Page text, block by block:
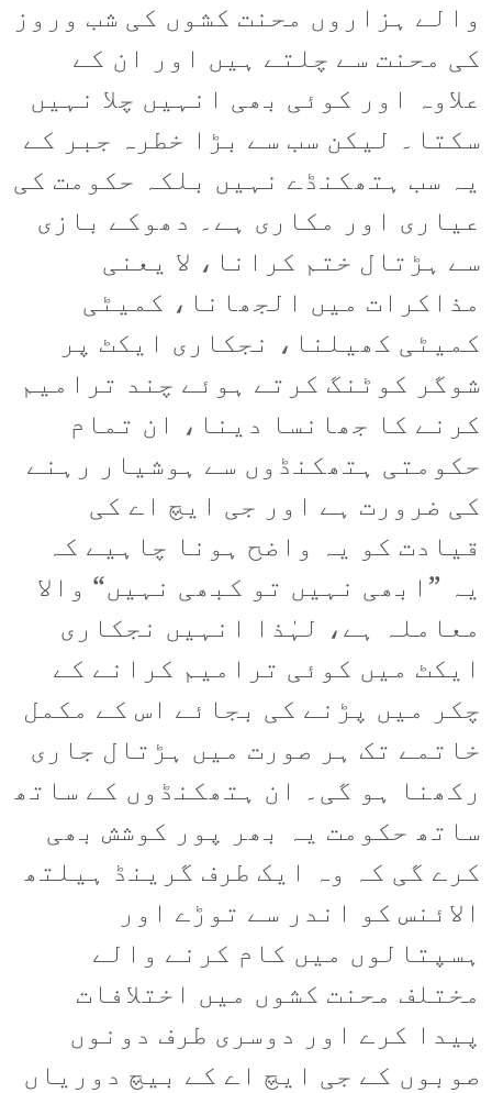
والے ہزاروں محنت کشوں کی شب وروز
کی محنت سے چلتے ہیں اور ان کے
علاوہ اور کوئی بھی انہیں چلا نہیں
سکتا۔ لیکن سب سے بڑا خطرہ جبر کے
یہ سب ہتھکنڈے نہیں بلکہ حکومت کی
عیاری اور مکاری ہے۔ دھوکے بازی
سے ہڑتال ختم کرانا، لا یعنی
مذاکرات میں الجھانا، کمیٹی
کمیٹی کھیلنا، نجکاری ایکٹ پر
شوگر کوٹنگ کرتے ہوئے چند ترامیم
کرنے کا جھانسا دینا، ان تمام
حکومتی ہتھکنڈوں سے ہوشیار رہنے
کی ضرورت ہے اور جی ایچ اے کی
قیادت کو یہ واضح ہونا چاہیے کہ
یہ ”ابھی نہیں تو کبھی نہیں“ والا
معاملہ ہے، لہٰذا انہیں نجکاری
ایکٹ میں کوئی ترامیم کرانے کے
چکر میں پڑنے کی بجائے اس کے مکمل
خاتمے تک ہر صورت میں ہڑتال جاری
رکھنا ہو گی۔ ان ہتھکنڈوں کے ساتھ
ساتھ حکومت یہ بھر پور کوشش بھی
کرے گی کہ وہ ایک طرف گرینڈ ہیلتھ
الائنس کو اندر سے توڑے اور
ہسپتالوں میں کام کرنے والے
مختلف محنت کشوں میں اختلافات
پیدا کرے اور دوسری طرف دونوں
صوبوں کے جی ایچ اے کے بیچ دوریاں